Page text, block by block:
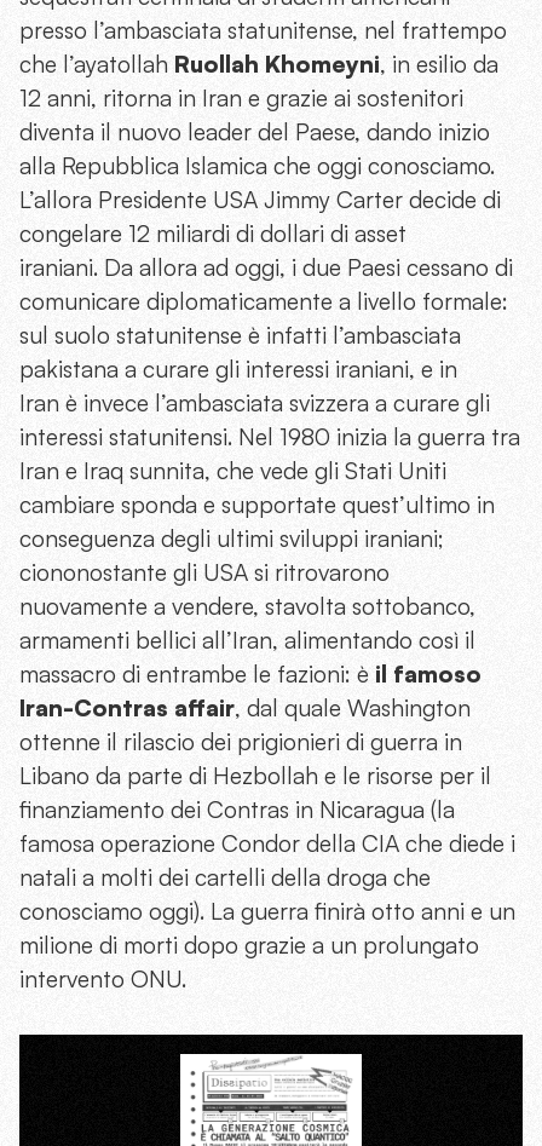
presso l’ambasciata statunitense, nel frattempo
che l’ayatollah Ruollah Khomeyni, in esilio da
12 anni, ritorna in Iran e grazie ai sostenitori
diventa il nuovo leader del Paese, dando inizio
alla Repubblica Islamica che oggi conosciamo.
L’allora Presidente USA Jimmy Carter decide di
congelare 12 miliardi di dollari di asset
iraniani. Da allora ad oggi, i due Paesi cessano di
comunicare diplomaticamente a livello formale:
sul suolo statunitense è infatti l’ambasciata
pakistana a curare gli interessi iraniani, e in
Iran è invece l’ambasciata svizzera a curare gli
interessi statunitensi. Nel 1980 inizia la guerra tra
Iran e Iraq sunnita, che vede gli Stati Uniti
cambiare sponda e supportate quest’ultimo in
conseguenza degli ultimi sviluppi iraniani;
ciononostante gli USA si ritrovarono
nuovamente a vendere, stavolta sottobanco,
armamenti bellici all’Iran, alimentando così il
massacro di entrambe le fazioni: è il famoso
Iran-Contras affair, dal quale Washington
ottenne il rilascio dei prigionieri di guerra in
Libano da parte di Hezbollah e le risorse per il
finanziamento dei Contras in Nicaragua (la
famosa operazione Condor della CIA che diede i
natali a molti dei cartelli della droga che
conosciamo oggi). La guerra finirà otto anni e un
milione di morti dopo grazie a un prolungato
intervento ONU.